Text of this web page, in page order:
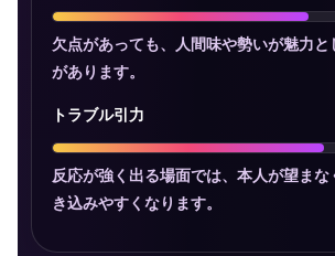
欠点があっても、人間味や勢いが魅力と
があります。
トラブル引力
反応が強く出る場面では、本人が望ま
き込みやすくなります。